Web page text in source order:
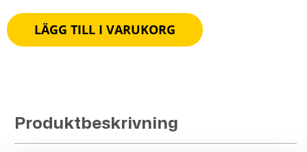
LÄGG TILL I VARUKORG
Produktbeskrivning